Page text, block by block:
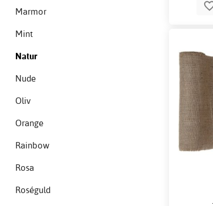
Marmor
Mint
Natur
Nude
Oliv
Orange
Rainbow
Rosa
Roséguld